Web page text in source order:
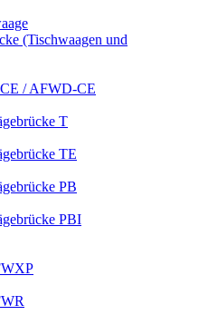
(Tischwaagen und
/ AFWD-CE
T
TE
PB
PBI